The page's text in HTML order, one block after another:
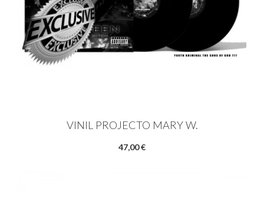
VINIL PROJECTO MARY W.
47,00 €